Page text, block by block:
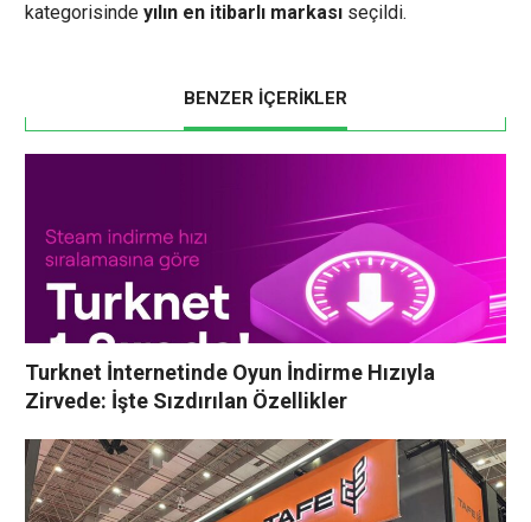
kategorisinde yılın en itibarlı markası seçildi.
BENZER İÇERİKLER
Turknet İnternetinde Oyun İndirme Hızıyla
Zirvede: İşte Sızdırılan Özellikler